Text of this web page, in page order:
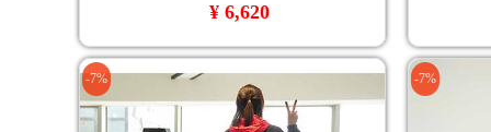
¥ 6,620
-7% -7%